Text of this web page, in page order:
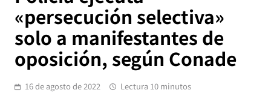
«persecución selectiva»
solo a manifestantes de
oposición, según Conade
16 de agosto de 2022 Lectura 10 minutos